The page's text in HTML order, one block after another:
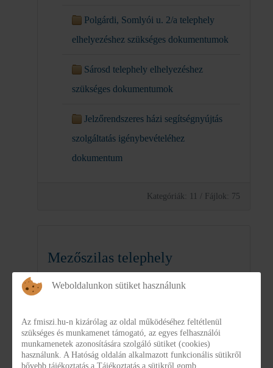
Polgárdi, Somlyói u. 2/a telephely
elhelyezéshez szükséges dokumentumok
Sárosd telephely elhelyezéshez
szükséges dokumentumok
Jelzőrendszeres házi segítségnyújtás
szolgáltatás igénybevételéhez
dokumentum
Kategóriák: 11 / Fájlok: 75
Mezőszilas telephely
elhelyezéshez szükséges
dokumentumok
Kategóriák: 0/Fájlok: 6
Weboldalunkon sütiket használunk
Az fmiszi.hu-n kizárólag az oldal működéséhez feltétlenül
szükséges és munkamenet támogató, az egyes felhasználói
munkamenetek azonosítására szolgáló sütiket (cookies)
használunk. A Hatóság oldalán alkalmazott funkcionális sütikről
bővebb tájékoztatás a Tájékoztatás a sütikről gomb